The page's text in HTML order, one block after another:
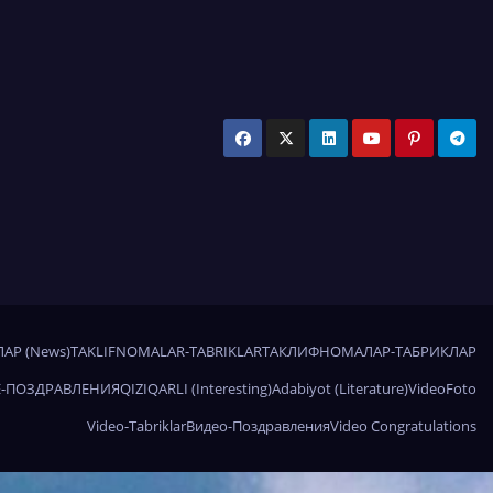
(News)TAKLIFNOMALAR-TABRIKLARТАКЛИФНОМАЛАР-ТАБРИКЛАР
ПОЗДРАВЛЕНИЯQIZIQARLI (Interesting)Adabiyot (Literature)VideoFoto
Video-TabriklarВидео-ПоздравленияVideo Congratulations